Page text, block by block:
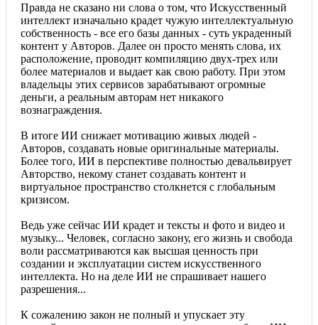
Правда не сказано ни слова о том, что Искусственный
интеллект изначально крадет чужую интеллектуальную
собственность - все его базы данных - суть украденный
контент у Авторов. Далее он просто менять слова, их
расположение, проводит компиляцию двух-трех или
более материалов и выдает как свою работу. При этом
владельцы этих сервисов зарабатывают огромные
деньги, а реальным авторам нет никакого
вознаграждения.
В итоге ИИ снижает мотивацию живых людей -
Авторов, создавать новые оригинальные материалы.
Более того, ИИ в перспективе полностью девальвирует
Авторство, некому станет создавать контент и
виртуальное пространство столкнется с глобальным
кризисом.
Ведь уже сейчас ИИ крадет и тексты и фото и видео и
музыку... Человек, согласно закону, его жизнь и свобода
воли рассматриваются как высшая ценность при
создании и эксплуатации систем искусственного
интеллекта. Но на деле ИИ не спрашивает нашего
разрешения...
К сожалению закон не полный и упускает эту